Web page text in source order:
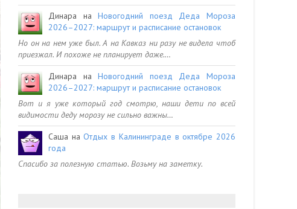
Динара наНовогодний поезд Деда Мороза
2026–2027: маршрут и расписание остановок
Но он на нем уже был. А на Кавказ ни разу не видела чтоб
приезжал. И похоже не планирует даже.…
Динара наНовогодний поезд Деда Мороза
2026–2027: маршрут и расписание остановок
Вот и я уже который год смотрю, наши дети по всей
видимости деду морозу не сильно важны…
Саша наОтдых в Калининграде в октябре 2026
года
Спасибо за полезную статью. Возьму на заметку.